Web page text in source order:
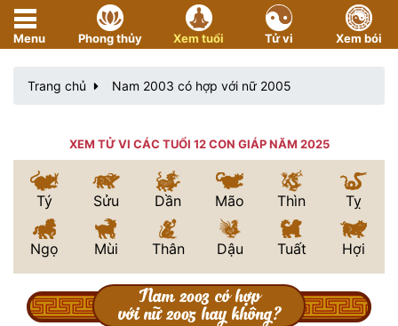
Menu Phong thủy Xem tuổi Tử vi Xem bói
Trang chủ Nam 2003 có hợp với nữ 2005
XEM TỬ VI CÁC TUỔI 12 CON GIÁP NĂM 2025
Tý Sửu Dần Mão Thìn Tỵ
Ngọ Mùi Thân Dậu Tuất Hợi
Nam 2003 có hợp
với nữ 2005 hay không?